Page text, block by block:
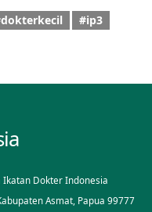
#ip3
Ikatan Dokter Indonesia
Asmat, Papua 99777